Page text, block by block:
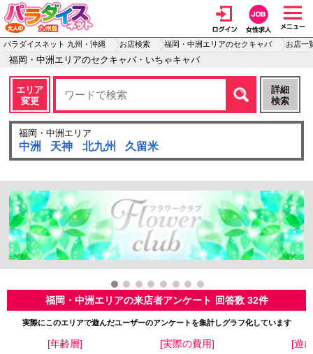
パラダイスネット 九州・沖縄 お店検索 福岡・中洲エリアのセクキャバ お店一
福岡・中洲エリアのセクキャバ・いちゃキャバ
エリア
変更
詳細
検索
福岡・中洲エリア
中洲 天神 北九州 久留米
福岡・中洲エリアの来店者アンケート 回答数 32件
実際にこのエリアで遊んだユーザーのアンケートを集計しグラフ化しています
[年齢層] [実際の費用] [遊